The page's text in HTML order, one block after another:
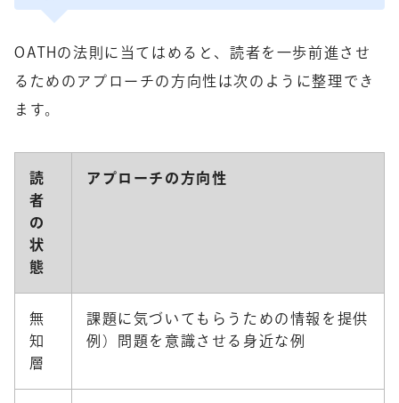
OATHの法則に当てはめると、読者を一歩前進させ
るためのアプローチの方向性は次のように整理でき
ます。
読
者
の
状
態
アプローチの方向性
無
知
層
課題に気づいてもらうための情報を提供
例）問題を意識させる身近な例